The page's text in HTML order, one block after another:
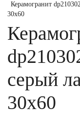
Керамогранит
30x60
серый
30x60